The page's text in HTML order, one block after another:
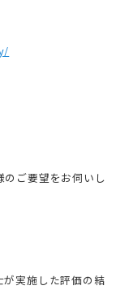
ご要望をお伺いし
実施した評価の結